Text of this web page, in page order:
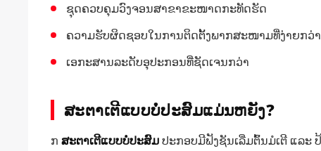
ຊຸດຄວບຄຸມວົງຈອນສາຂາຂະໜາດກະທັດຮັດ
ຄວາມຮັບຜິດຊອບໃນການຕິດຕັ້ງພາກສະໜາມທີ່ງ່າຍກວ່າ
ເອກະສານລະດັບອຸປະກອນທີ່ຊັດເຈນກວ່າ
ສະຕາເຕີແບບບໍ່ປະສົມແມ່ນຫຍັງ?
ກ ສະຕາເຕີແບບບໍ່ປະສົມປະກອບມີຟັງຊັນເລີ່ມຕົ້ນມໍເຕີ ແລະ